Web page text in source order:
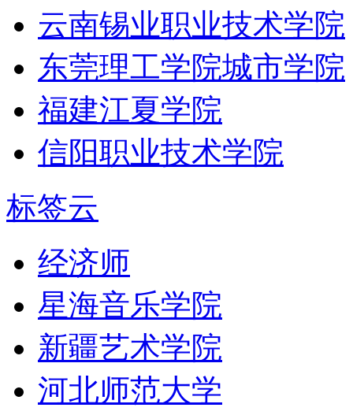
云南锡业职业技术学院
东莞理工学院城市学院
福建江夏学院
信阳职业技术学院
标签云
经济师
星海音乐学院
新疆艺术学院
河北师范大学